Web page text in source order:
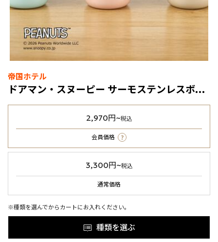
帝国ホテル
ドアマン・スヌーピー サーモステンレスボトル
2,970円~税込
会員価格 ?
3,300円~税込
通常価格
※種類を選んでからカートにお入れください。
種類を選ぶ